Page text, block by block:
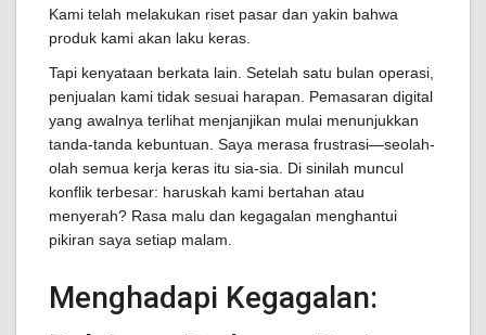
Kami telah melakukan riset pasar dan yakin bahwa
produk kami akan laku keras.
Tapi kenyataan berkata lain. Setelah satu bulan operasi,
penjualan kami tidak sesuai harapan. Pemasaran digital
yang awalnya terlihat menjanjikan mulai menunjukkan
tanda-tanda kebuntuan. Saya merasa frustrasi—seolah-
olah semua kerja keras itu sia-sia. Di sinilah muncul
konflik terbesar: haruskah kami bertahan atau
menyerah? Rasa malu dan kegagalan menghantui
pikiran saya setiap malam.
Menghadapi Kegagalan: